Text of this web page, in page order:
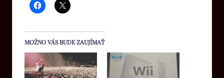
MOŽNO VÁS BUDE ZAUJÍMAŤ